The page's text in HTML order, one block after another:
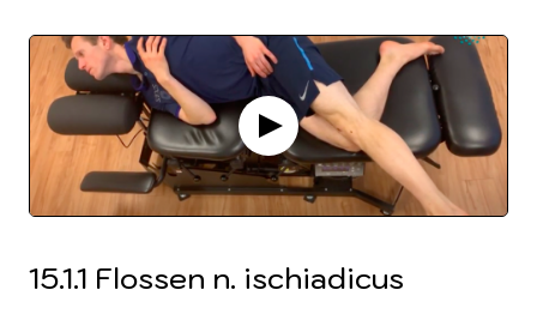
15.1.1 Flossen n. ischiadicus